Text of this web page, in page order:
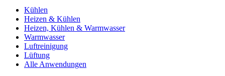
Kühlen
Heizen & Kühlen
Heizen, Kühlen & Warmwasser
Warmwasser
Luftreinigung
Lüftung
Alle Anwendungen